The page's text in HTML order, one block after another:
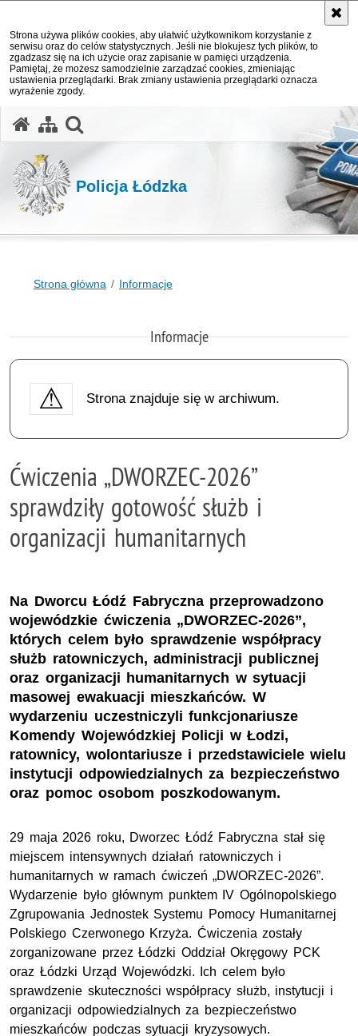
Strona używa plików cookies, aby ułatwić użytkownikom korzystanie z
serwisu oraz do celów statystycznych. Jeśli nie blokujesz tych plików, to
zgadzasz się na ich użycie oraz zapisanie w pamięci urządzenia.
Pamiętaj, że możesz samodzielnie zarządzać cookies, zmieniając
ustawienia przeglądarki. Brak zmiany ustawienia przeglądarki oznacza
wyrażenie zgody.
Policja Łódzka
Strona główna Informacje
Informacje
Strona znajduje się w archiwum.
Ćwiczenia „DWORZEC-2026”
sprawdziły gotowość służb i
organizacji humanitarnych
Na Dworcu Łódź Fabryczna przeprowadzono
wojewódzkie ćwiczenia „DWORZEC-2026”,
których celem było sprawdzenie współpracy
służb ratowniczych, administracji publicznej
oraz organizacji humanitarnych w sytuacji
masowej ewakuacji mieszkańców. W
wydarzeniu uczestniczyli funkcjonariusze
Komendy Wojewódzkiej Policji w Łodzi,
ratownicy, wolontariusze i przedstawiciele wielu
instytucji odpowiedzialnych za bezpieczeństwo
oraz pomoc osobom poszkodowanym.
29 maja 2026 roku, Dworzec Łódź Fabryczna stał się
miejscem intensywnych działań ratowniczych i
humanitarnych w ramach ćwiczeń „DWORZEC-2026”.
Wydarzenie było głównym punktem IV Ogólnopolskiego
Zgrupowania Jednostek Systemu Pomocy Humanitarnej
Polskiego Czerwonego Krzyża. Ćwiczenia zostały
zorganizowane przez Łódzki Oddział Okręgowy PCK
oraz Łódzki Urząd Wojewódzki. Ich celem było
sprawdzenie skuteczności współpracy służb, instytucji i
organizacji odpowiedzialnych za bezpieczeństwo
mieszkańców podczas sytuacji kryzysowych.